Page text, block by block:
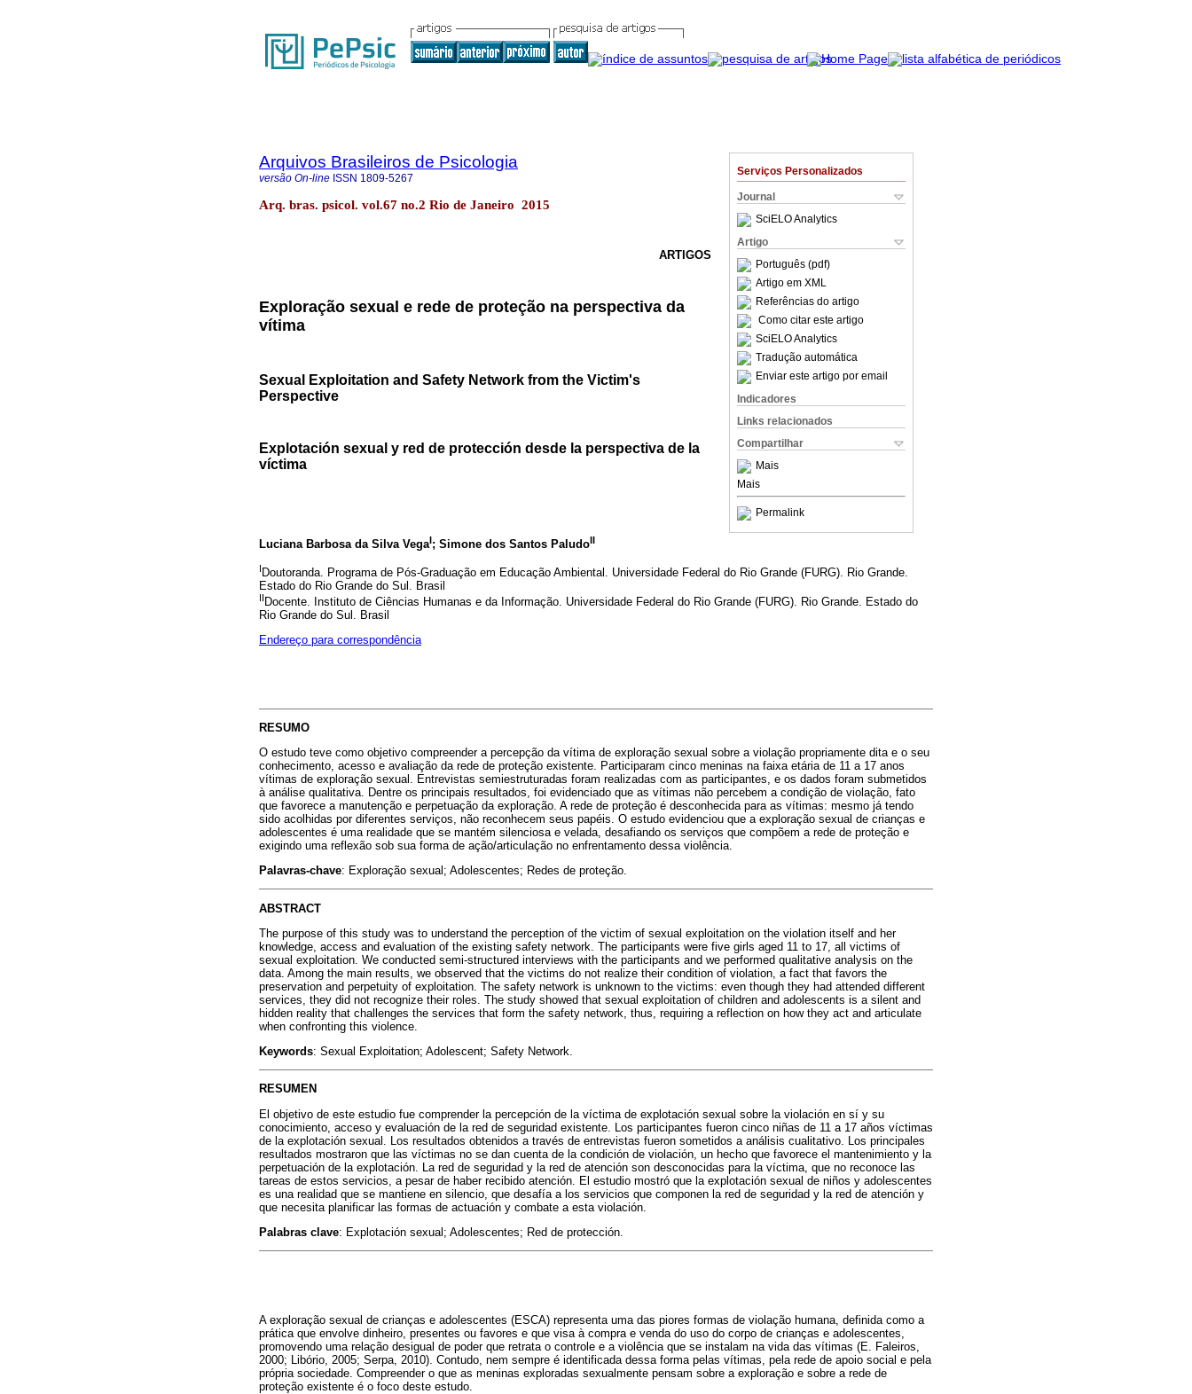
Serviços Personalizados
Journal
SciELO Analytics
Artigo
Português (pdf)
Artigo em XML
Referências do artigo
Como citar este artigo
SciELO Analytics
Tradução automática
Enviar este artigo por email
Indicadores
Links relacionados
Compartilhar
Mais
Mais
Permalink
Arquivos Brasileiros de Psicologia
versão On-line ISSN 1809-5267
Arq. bras. psicol. vol.67 no.2 Rio de Janeiro 2015
ARTIGOS
Exploração sexual e rede de proteção na perspectiva da
vítima
Sexual Exploitation and Safety Network from the Victim's
Perspective
Explotación sexual y red de protección desde la perspectiva de la
víctima
Luciana Barbosa da Silva VegaI; Simone dos Santos PaludoII
IDoutoranda. Programa de Pós-Graduação em Educação Ambiental. Universidade Federal do Rio Grande (FURG). Rio Grande.
Estado do Rio Grande do Sul. Brasil
II Docente. Instituto de Ciências Humanas e da Informação. Universidade Federal do Rio Grande (FURG). Rio Grande. Estado do
Rio Grande do Sul. Brasil
Endereço para correspondência
RESUMO
O estudo teve como objetivo compreender a percepção da vítima de exploração sexual sobre a violação propriamente dita e o seu
conhecimento, acesso e avaliação da rede de proteção existente. Participaram cinco meninas na faixa etária de 11 a 17 anos
vítimas de exploração sexual. Entrevistas semiestruturadas foram realizadas com as participantes, e os dados foram submetidos
à análise qualitativa. Dentre os principais resultados, foi evidenciado que as vítimas não percebem a condição de violação, fato
que favorece a manutenção e perpetuação da exploração. A rede de proteção é desconhecida para as vítimas: mesmo já tendo
sido acolhidas por diferentes serviços, não reconhecem seus papéis. O estudo evidenciou que a exploração sexual de crianças e
adolescentes é uma realidade que se mantém silenciosa e velada, desafiando os serviços que compõem a rede de proteção e
exigindo uma reflexão sob sua forma de ação/articulação no enfrentamento dessa violência.
Palavras-chave: Exploração sexual; Adolescentes; Redes de proteção.
ABSTRACT
The purpose of this study was to understand the perception of the victim of sexual exploitation on the violation itself and her
knowledge, access and evaluation of the existing safety network. The participants were five girls aged 11 to 17, all victims of
sexual exploitation. We conducted semi-structured interviews with the participants and we performed qualitative analysis on the
data. Among the main results, we observed that the victims do not realize their condition of violation, a fact that favors the
preservation and perpetuity of exploitation. The safety network is unknown to the victims: even though they had attended different
services, they did not recognize their roles. The study showed that sexual exploitation of children and adolescents is a silent and
hidden reality that challenges the services that form the safety network, thus, requiring a reflection on how they act and articulate
when confronting this violence.
Keywords: Sexual Exploitation; Adolescent; Safety Network.
RESUMEN
El objetivo de este estudio fue comprender la percepción de la víctima de explotación sexual sobre la violación en sí y su
conocimiento, acceso y evaluación de la red de seguridad existente. Los participantes fueron cinco niñas de 11 a 17 años víctimas
de la explotación sexual. Los resultados obtenidos a través de entrevistas fueron sometidos a análisis cualitativo. Los principales
resultados mostraron que las víctimas no se dan cuenta de la condición de violación, un hecho que favorece el mantenimiento y la
perpetuación de la explotación. La red de seguridad y la red de atención son desconocidas para la víctima, que no reconoce las
tareas de estos servicios, a pesar de haber recibido atención. El estudio mostró que la explotación sexual de niños y adolescentes
es una realidad que se mantiene en silencio, que desafía a los servicios que componen la red de seguridad y la red de atención y
que necesita planificar las formas de actuación y combate a esta violación.
Palabras clave: Explotación sexual; Adolescentes; Red de protección.
A exploração sexual de crianças e adolescentes (ESCA) representa uma das piores formas de violação humana, definida como a
prática que envolve dinheiro, presentes ou favores e que visa à compra e venda do uso do corpo de crianças e adolescentes,
promovendo uma relação desigual de poder que retrata o controle e a violência que se instalam na vida das vítimas (E. Faleiros,
2000; Libório, 2005; Serpa, 2010). Contudo, nem sempre é identificada dessa forma pelas vítimas, pela rede de apoio social e pela
própria sociedade. Compreender o que as meninas exploradas sexualmente pensam sobre a exploração e sobre a rede de
proteção existente é o foco deste estudo.